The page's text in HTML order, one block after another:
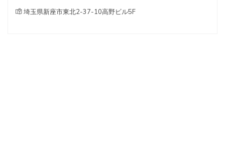
埼玉県新座市東北2-37-10高野ビル5F